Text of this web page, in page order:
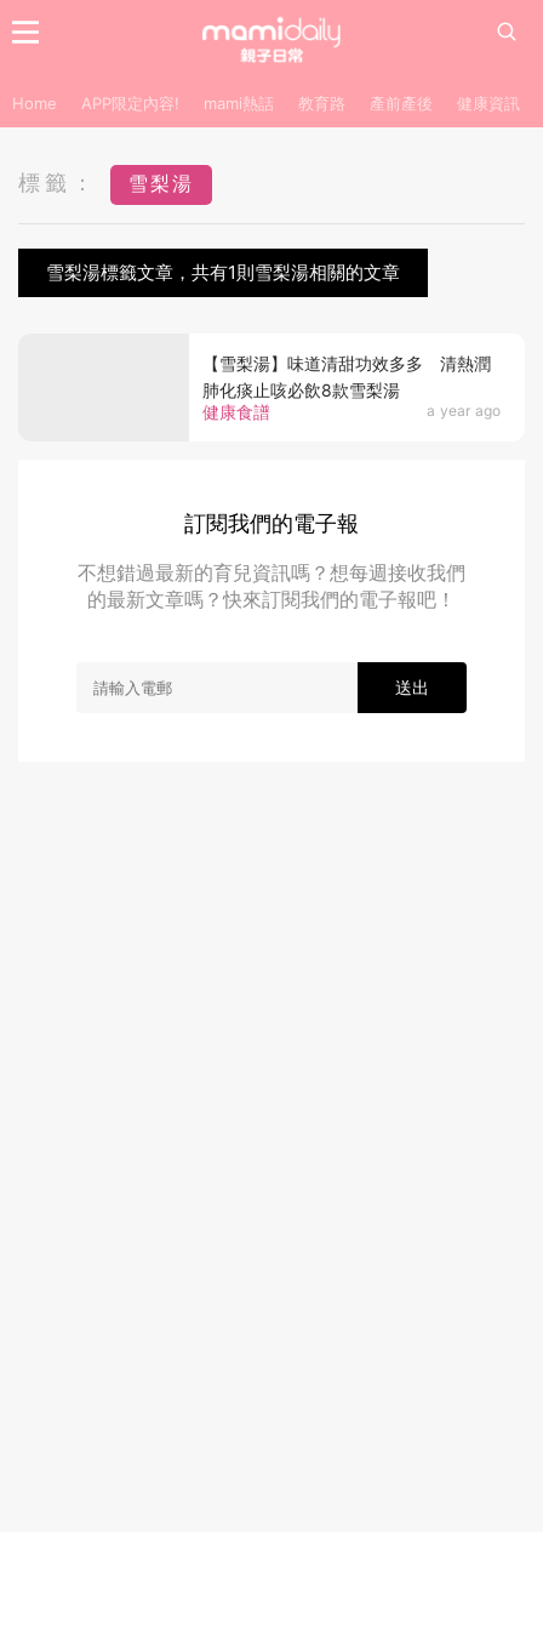
Home APP限定內容! mami熱話 教育路 產前產後 健康資訊
標籤： 雪梨湯
雪梨湯標籤文章，共有1則雪梨湯相關的文章
健康食譜 a year ago
【雪梨湯】味道清甜功效多多 清熱潤
肺化痰止咳必飲8款雪梨湯
訂閱我們的電子報
不想錯過最新的育兒資訊嗎？想每週接收我們
的最新文章嗎？快來訂閱我們的電子報吧！
送出